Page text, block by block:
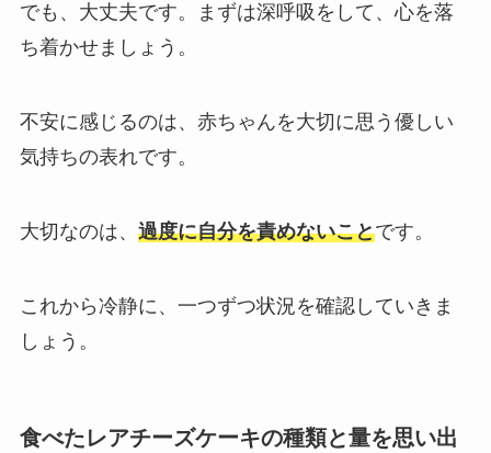
でも、大丈夫です。まずは深呼吸をして、心を落
ち着かせましょう。
不安に感じるのは、赤ちゃんを大切に思う優しい
気持ちの表れです。
大切なのは、 過度に自分を責めないことです。
これから冷静に、一つずつ状況を確認していきま
しょう。
食べたレアチーズケーキの種類と量を思い出